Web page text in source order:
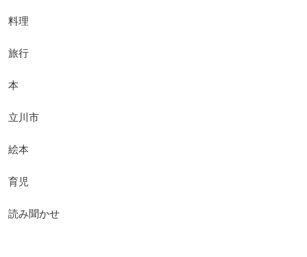
料理
旅行
本
立川市
絵本
育児
読み聞かせ